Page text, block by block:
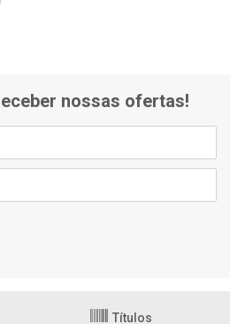
nossas ofertas!
Títulos